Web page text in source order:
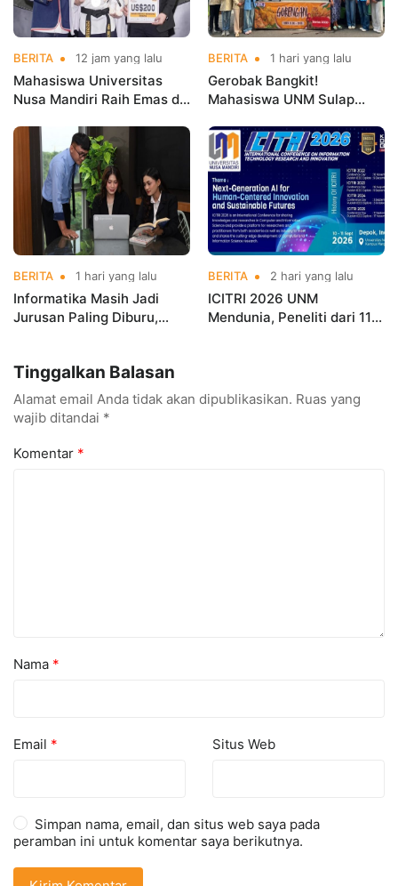
BERITA 12 jam yang lalu
Mahasiswa Universitas
Nusa Mandiri Raih Emas di
Indonesia Open
Championships 2026
BERITA 1 hari yang lalu
Gerobak Bangkit!
Mahasiswa UNM Sulap
Menarik dan Laris
BERITA 1 hari yang lalu
Informatika Masih Jadi
Jurusan Paling Diburu,
BERITA 2 hari yang lalu
ICITRI 2026 UNM
Mendunia, Peneliti dari 11
Tinggalkan Balasan
Alamat email Anda tidak akan dipublikasikan. Ruas yang
wajib ditandai *
Komentar *
Nama *
Email * Situs Web
Simpan nama, email, dan situs web saya pada
peramban ini untuk komentar saya berikutnya.